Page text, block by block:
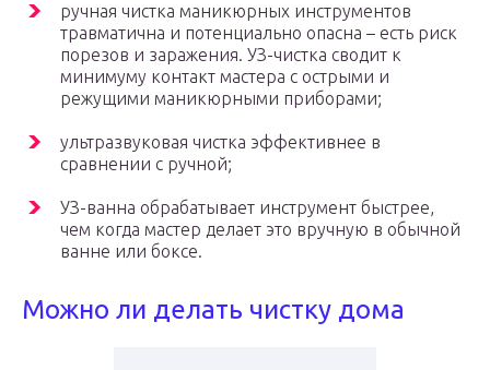
ручная чистка маникюрных инструментов
травматична и потенциально опасна – есть риск
порезов и заражения. УЗ-чистка сводит к
минимуму контакт мастера с острыми и
режущими маникюрными приборами;
ультразвуковая чистка эффективнее в
сравнении с ручной;
УЗ-ванна обрабатывает инструмент быстрее,
чем когда мастер делает это вручную в обычной
ванне или боксе.
Можно ли делать чистку дома